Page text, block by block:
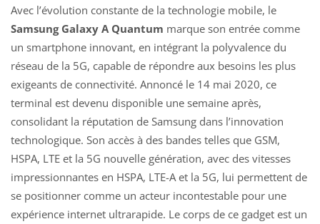
Avec l’évolution constante de la technologie mobile, le
Samsung Galaxy A Quantum marque son entrée comme
un smartphone innovant, en intégrant la polyvalence du
réseau de la 5G, capable de répondre aux besoins les plus
exigeants de connectivité. Annoncé le 14 mai 2020, ce
terminal est devenu disponible une semaine après,
consolidant la réputation de Samsung dans l’innovation
technologique. Son accès à des bandes telles que GSM,
HSPA, LTE et la 5G nouvelle génération, avec des vitesses
impressionnantes en HSPA, LTE-A et la 5G, lui permettent de
se positionner comme un acteur incontestable pour une
expérience internet ultrarapide. Le corps de ce gadget est un